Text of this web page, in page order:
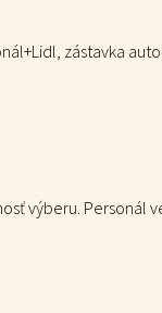
zástavka
výberu. Personál